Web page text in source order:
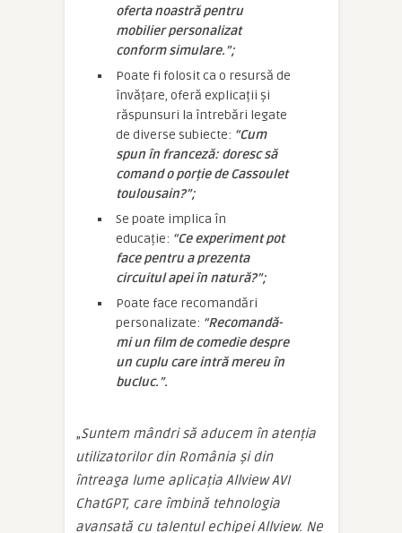
oferta noastră pentru
mobilier personalizat
conform simulare.”;
Poate fi folosit ca o resursă de
învățare, oferă explicații și
răspunsuri la întrebări legate
de diverse subiecte: “Cum
spun în franceză: doresc să
comand o porție de Cassoulet
toulousain?”;
Se poate implica în
educație: “Ce experiment pot
face pentru a prezenta
circuitul apei în natură?”;
Poate face recomandări
personalizate: “Recomandă-
mi un film de comedie despre
un cuplu care intră mereu în
bucluc.”.
„Suntem mândri să aducem în atenția
utilizatorilor din România și din
întreaga lume aplicația Allview AVI
ChatGPT, care îmbină tehnologia
avansată cu talentul echipei Allview. Ne